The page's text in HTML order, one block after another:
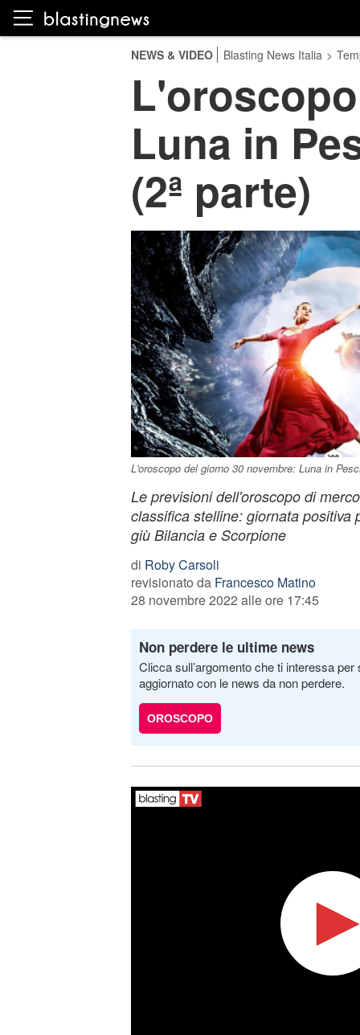
NEWS & VIDEO Blasting News Italia >
Luna in
(2ª parte)
L'oroscopo del giorno 30 novembre: Luna in
Le previsioni dell'oroscopo di
classifica stelline: giornata positiva
giù Bilancia e Scorpione
di Roby Carsoli
revisionato da Francesco Matino
28 novembre 2022 alle ore 17:45
Non perdere le ultime news
Clicca sull’argomento che ti interessa
aggiornato con le news da non perdere.
OROSCOPO